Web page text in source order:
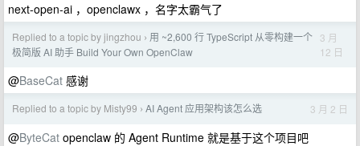
next-open-ai ，openclawx ，名字太霸气了
Replied to a topic by jingzhou › 用 ~2,600 行 TypeScript 从零构建一个
极简版 AI 助手 Build Your Own OpenClaw
3 月
12 日
@BaseCat 感谢
Replied to a topic by Misty99 › AI Agent 应用架构该怎么选 3 月 2 日
@ByteCat openclaw 的 Agent Runtime 就是基于这个项目吧